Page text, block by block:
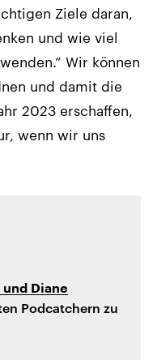
Ziele daran,
und wie viel
Wir können
und damit die
2023 erschaffen,
wenn wir uns
Diane
Podcatchern zu